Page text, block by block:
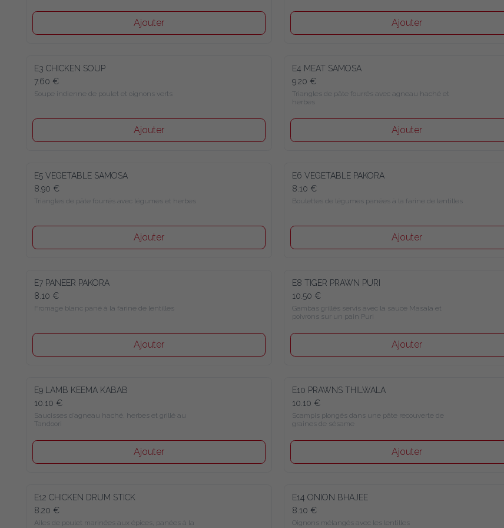
Ajouter Ajouter
E3 CHICKEN SOUP
7.60 €
Soupe indienne de poulet et oignons verts
Ajouter
E4 MEAT SAMOSA
9.20 €
Triangles de pâte fourrés avec agneau haché et herbes
Ajouter
E5 VEGETABLE SAMOSA
8.90 €
Triangles de pâte fourrés avec légumes et herbes
Ajouter
E6 VEGETABLE PAKORA
8.10 €
Boulettes de légumes panées à la farine de lentilles
Ajouter
E7 PANEER PAKORA
8.10 €
Fromage blanc pané à la farine de lentilles
Ajouter
E8 TIGER PRAWN PURI
10.50 €
Gambas grillés servis avec la sauce Masala et poivrons sur un
pain Puri
Ajouter
E9 LAMB KEEMA KABAB
10.10 €
Saucisses d’agneau haché, herbes et grillé au Tandoori
Ajouter
E10 PRAWNS THILWALA
10.10 €
Scampis plongés dans une pâte recouverte de graines de
sésame
Ajouter
E12 CHICKEN DRUM STICK
8.20 €
Ailes de poulet marinées aux épices, panées à la farine de
E14 ONION BHAJEE
8.10 €
Oignons mélangés avec les lentilles